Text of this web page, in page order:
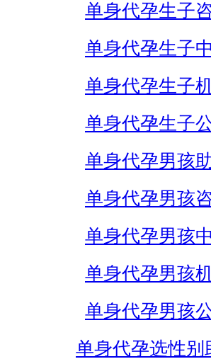
单身代孕生子
单身代孕生子
单身代孕生子
单身代孕生子
单身代孕男孩
单身代孕男孩
单身代孕男孩
单身代孕男孩
单身代孕男孩
单身代孕选性别